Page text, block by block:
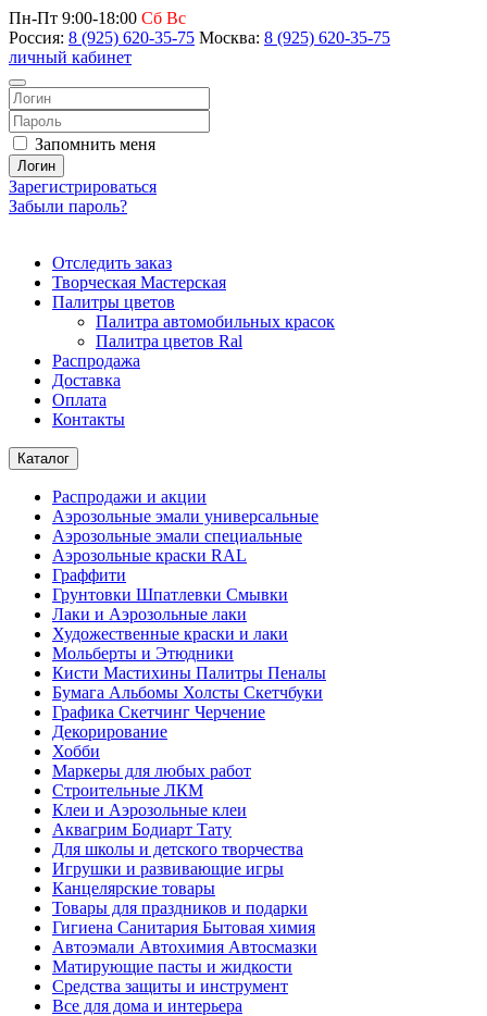
Пн-Пт 9:00-18:00 Сб Вс
Россия: 8 (925) 620-35-75 Москва: 8 (925) 620-35-75
личный кабинет
Запомнить меня
Логин
Зарегистрироваться
Забыли пароль?
Отследить заказ
Творческая Мастерская
Палитры цветов
Палитра автомобильных красок
Палитра цветов Ral
Распродажа
Доставка
Оплата
Контакты
Каталог
Распродажи и акции
Аэрозольные эмали универсальные
Аэрозольные эмали специальные
Аэрозольные краски RAL
Граффити
Грунтовки Шпатлевки Смывки
Лаки и Аэрозольные лаки
Художественные краски и лаки
Мольберты и Этюдники
Кисти Мастихины Палитры Пеналы
Бумага Альбомы Холсты Скетчбуки
Графика Скетчинг Черчение
Декорирование
Хобби
Маркеры для любых работ
Строительные ЛКМ
Клеи и Аэрозольные клеи
Аквагрим Бодиарт Тату
Для школы и детского творчества
Игрушки и развивающие игры
Канцелярские товары
Товары для праздников и подарки
Гигиена Санитария Бытовая химия
Автоэмали Автохимия Автосмазки
Матирующие пасты и жидкости
Средства защиты и инструмент
Все для дома и интерьера